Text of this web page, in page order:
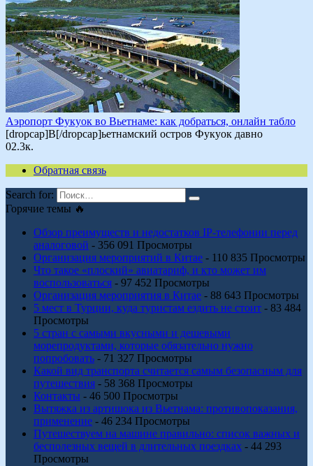
Аэропорт Фукуок во Вьетнаме: как добраться, онлайн табло
[dropcap]В[/dropcap]ьетнамский остров Фукуок давно
02.3к.
Обратная связь
Search for:
Горячие темы 🔥
Обзор преимуществ и недостатков IP-телефонии перед
аналоговой - 356 091 Просмотры
Организация мероприятий в Китае - 110 835 Просмотры
Что такое «плоский» авиатариф, и кто может им
воспользоваться - 97 452 Просмотры
Организация мероприятия в Китае - 88 643 Просмотры
5 мест в Турции, куда туристам ездить не стоит - 83 484
Просмотры
5 стран с самыми вкусными и дешевыми
морепродуктами, которые обязательно нужно
попробовать - 71 327 Просмотры
Какой вид транспорта считается самым безопасным для
путешествия - 58 368 Просмотры
Контакты - 46 500 Просмотры
Вытяжка из артишока из Вьетнама: противопоказания,
применение - 46 234 Просмотры
Путешествуем на машине правильно: список важных и
бесполезных вещей в длительных поездках - 44 293
Просмотры